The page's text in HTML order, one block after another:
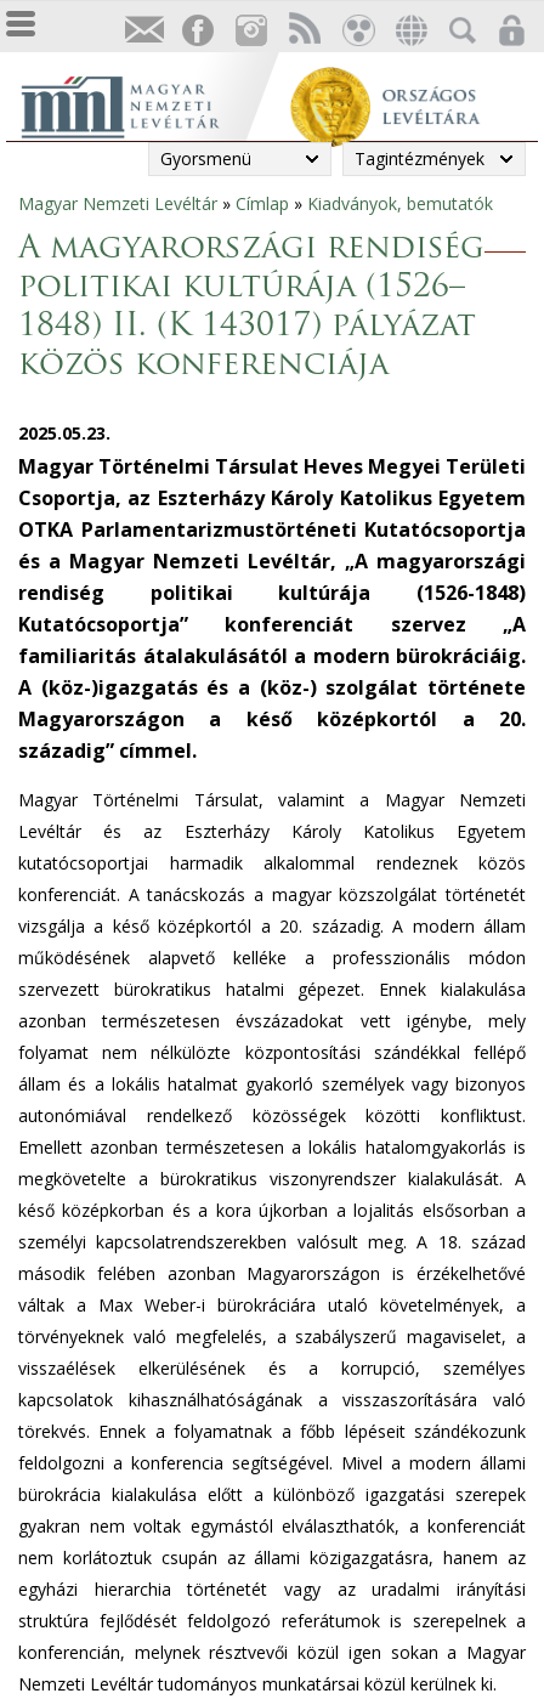
Gyorsmenü Tagintézmények
Jelenlegi
hely
Magyar Nemzeti Levéltár » Címlap » Kiadványok, bemutatók
A magyarországi rendiség
politikai kultúrája (1526–
1848) II. (K 143017) pályázat
közös konferenciája
2025.05.23.
Magyar Történelmi Társulat Heves Megyei Területi
Csoportja, az Eszterházy Károly Katolikus Egyetem
OTKA Parlamentarizmustörténeti Kutatócsoportja
és a Magyar Nemzeti Levéltár, „A magyarországi
rendiség politikai kultúrája (1526-1848)
Kutatócsoportja” konferenciát szervez „A
familiaritás átalakulásától a modern bürokráciáig.
A (köz-)igazgatás és a (köz-) szolgálat története
Magyarországon a késő középkortól a 20.
századig” címmel.
Magyar Történelmi Társulat, valamint a Magyar Nemzeti
Levéltár és az Eszterházy Károly Katolikus Egyetem
kutatócsoportjai harmadik alkalommal rendeznek közös
konferenciát. A tanácskozás a magyar közszolgálat történetét
vizsgálja a késő középkortól a 20. századig. A modern állam
működésének alapvető kelléke a professzionális módon
szervezett bürokratikus hatalmi gépezet. Ennek kialakulása
azonban természetesen évszázadokat vett igénybe, mely
folyamat nem nélkülözte központosítási szándékkal fellépő
állam és a lokális hatalmat gyakorló személyek vagy bizonyos
autonómiával rendelkező közösségek közötti konfliktust.
Emellett azonban természetesen a lokális hatalomgyakorlás is
megkövetelte a bürokratikus viszonyrendszer kialakulását. A
késő középkorban és a kora újkorban a lojalitás elsősorban a
személyi kapcsolatrendszerekben valósult meg. A 18. század
második felében azonban Magyarországon is érzékelhetővé
váltak a Max Weber-i bürokráciára utaló követelmények, a
törvényeknek való megfelelés, a szabályszerű magaviselet, a
visszaélések elkerülésének és a korrupció, személyes
kapcsolatok kihasználhatóságának a visszaszorítására való
törekvés. Ennek a folyamatnak a főbb lépéseit szándékozunk
feldolgozni a konferencia segítségével. Mivel a modern állami
bürokrácia kialakulása előtt a különböző igazgatási szerepek
gyakran nem voltak egymástól elválaszthatók, a konferenciát
nem korlátoztuk csupán az állami közigazgatásra, hanem az
egyházi hierarchia történetét vagy az uradalmi irányítási
struktúra fejlődését feldolgozó referátumok is szerepelnek a
konferencián, melynek résztvevői közül igen sokan a Magyar
Nemzeti Levéltár tudományos munkatársai közül kerülnek ki.